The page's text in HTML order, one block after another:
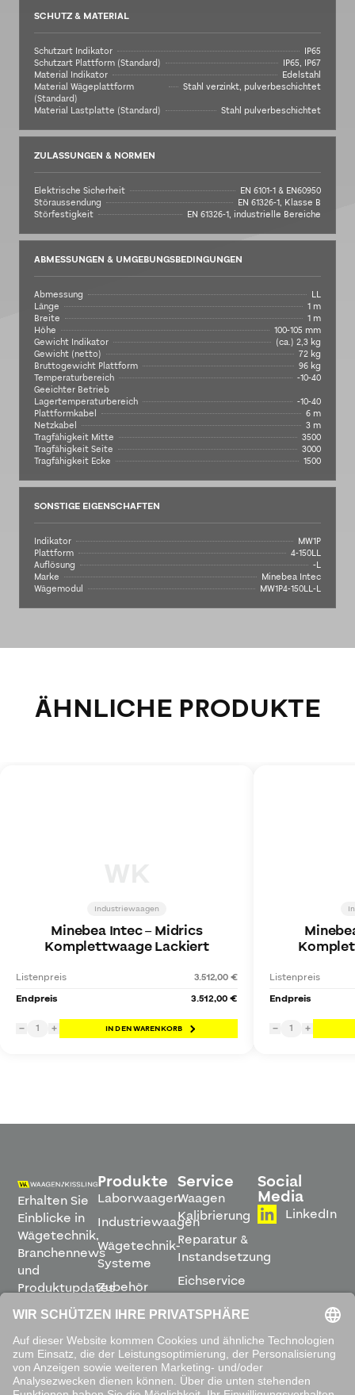
SCHUTZ & MATERIAL
Schutzart Indikator
IP65
Schutzart Plattform (Standard)
IP65, IP67
Material Indikator
Edelstahl
Material Wägeplattform
(Standard)
Stahl verzinkt, pulverbeschichtet
Material Lastplatte (Standard)
Stahl pulverbeschichtet
ZULASSUNGEN & NORMEN
Elektrische Sicherheit
EN 6101-1 & EN60950
Störaussendung
EN 61326-1, Klasse B
Störfestigkeit
EN 61326-1, industrielle Bereiche
ABMESSUNGEN & UMGEBUNGSBEDINGUNGEN
Abmessung
LL
Länge
1 m
Breite
1 m
Höhe
100-105 mm
Gewicht Indikator
(ca.) 2,3 kg
Gewicht (netto)
72 kg
Bruttogewicht Plattform
96 kg
Temperaturbereich
Geeichter Betrieb
-10-40
Lagertemperaturbereich
-10-40
Plattformkabel
6 m
Netzkabel
3 m
Tragfähigkeit Mitte
3500
Tragfähigkeit Seite
3000
Tragfähigkeit Ecke
1500
SONSTIGE EIGENSCHAFTEN
Indikator
MW1P
Plattform
4-150LL
Auflösung
-L
Marke
Minebea Intec
Wägemodul
MW1P4-150LL-L
ÄHNLICHE PRODUKTE
Industriewaagen
Minebea Intec–Midrics
Komplettwaage Lackiert
Listenpreis
3.512,00 €
Endpreis
3.512,00 €
− 1 + IN DEN WARENKORB
Listenpreis
Endpreis
− 1 +
Erhalten Sie
Einblicke in
Wägetechnik,
Branchennews
und
Produktupdates
direkt in
Ihren
Posteingang.
Produkte
Laborwaagen
Industriewaagen
Wägetechnik-
Systeme
Zubehör
Software
Service
Waagen
Kalibrierung
Reparatur &
Instandsetzung
Eichservice
Montage &
Inbetriebnahme
Leihwaagen
&
Mietservice
Social
Media
LinkedIn